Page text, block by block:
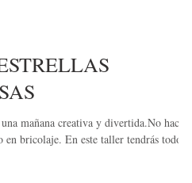
mañana creativa y divertida.No hace
bricolaje. En este taller tendrás todo lo